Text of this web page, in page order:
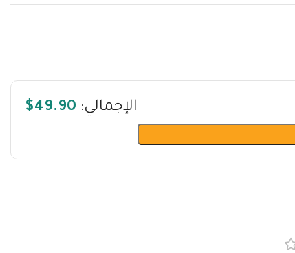
الإجمالي: $49.90